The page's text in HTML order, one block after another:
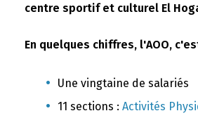
centre sportif et culturel El
En quelques chiffres, l'AOO,
Une vingtaine de salariés
11 sections : Activités